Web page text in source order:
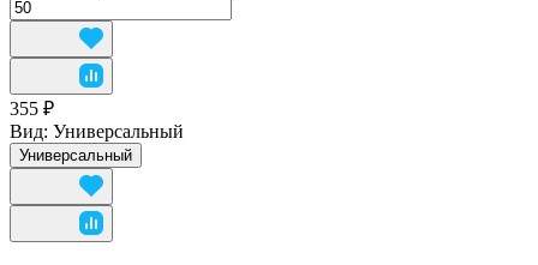
355 ₽
Вид: Универсальный
Универсальный